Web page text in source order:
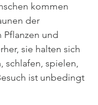
kommen
der
und
sie halten sich
schlafen, spielen,
ist unbedingt